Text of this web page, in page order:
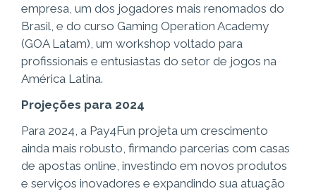
empresa, um dos jogadores mais renomados do
Brasil, e do curso Gaming Operation Academy
(GOA Latam), um workshop voltado para
profissionais e entusiastas do setor de jogos na
América Latina.
Projeções para 2024
Para 2024, a Pay4Fun projeta um crescimento
ainda mais robusto, firmando parcerias com casas
de apostas online, investindo em novos produtos
e serviços inovadores e expandindo sua atuação